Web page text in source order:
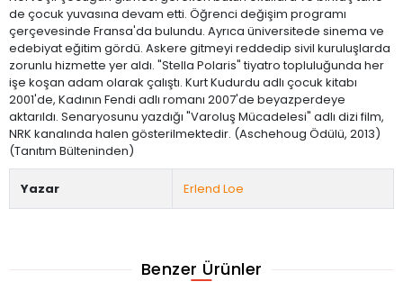
de çocuk yuvasına devam etti. Öğrenci değişim programı
çerçevesinde Fransa'da bulundu. Ayrıca üniversitede sinema ve
edebiyat eğitim gördü. Askere gitmeyi reddedip sivil kuruluşlarda
zorunlu hizmette yer aldı. "Stella Polaris" tiyatro topluluğunda her
işe koşan adam olarak çalıştı. Kurt Kudurdu adlı çocuk kitabı
2001'de, Kadının Fendi adlı romanı 2007'de beyazperdeye
aktarıldı. Senaryosunu yazdığı "Varoluş Mücadelesi" adlı dizi film,
NRK kanalında halen gösterilmektedir. (Aschehoug Ödülü, 2013)
(Tanıtım Bülteninden)
Yazar Erlend Loe
Benzer Ürünler